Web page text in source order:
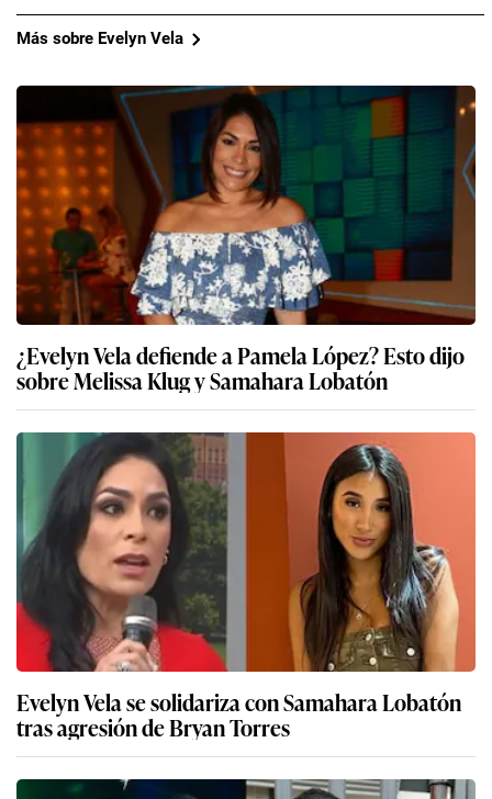
Más sobre Evelyn Vela
¿Evelyn Vela defiende a Pamela López? Esto dijo
sobre Melissa Klug y Samahara Lobatón
Evelyn Vela se solidariza con Samahara Lobatón
tras agresión de Bryan Torres